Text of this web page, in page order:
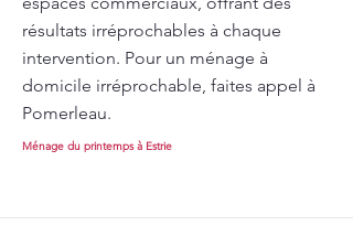
résultats irréprochables à chaque
intervention. Pour un ménage à
domicile irréprochable, faites appel à
Pomerleau.
Ménage du printemps à Estrie